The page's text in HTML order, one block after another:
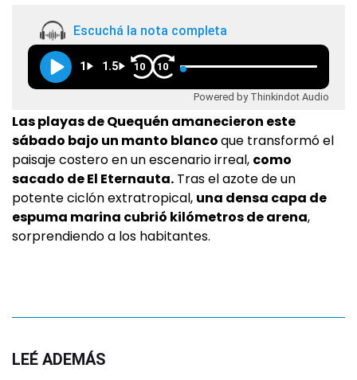
Escuchá la nota completa
1 1.5 10 10
Powered by Thinkindot Audio
Las playas de Quequén amanecieron este
sábado bajo un manto blancoque transformó el
paisaje costero en un escenario irreal, como
sacado de El Eternauta. Tras el azote de un
potente ciclón extratropical, una densa capa de
espuma marina cubrió kilómetros de arena,
sorprendiendo a los habitantes.
LEÉ ADEMÁS